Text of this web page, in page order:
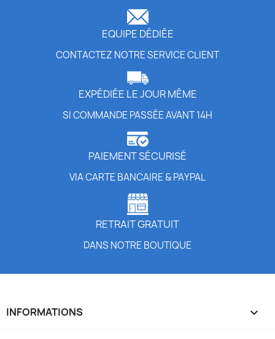
EQUIPE DÉDIÉE
CONTACTEZ NOTRE SERVICE CLIENT
EXPÉDIÉE LE JOUR MÊME
SI COMMANDE PASSÉE AVANT 14H
PAIEMENT SÉCURISÉ
VIA CARTE BANCAIRE & PAYPAL
RETRAIT GRATUIT
DANS NOTRE BOUTIQUE
INFORMATIONS 